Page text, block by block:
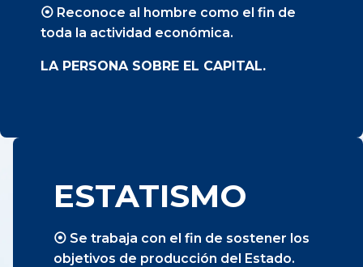
⦿ Reconoce al hombre como el fin de
toda la actividad económica.
LA PERSONA SOBRE EL CAPITAL.
ESTATISMO
⦿ Se trabaja con el fin de sostener los
objetivos de producción del Estado.